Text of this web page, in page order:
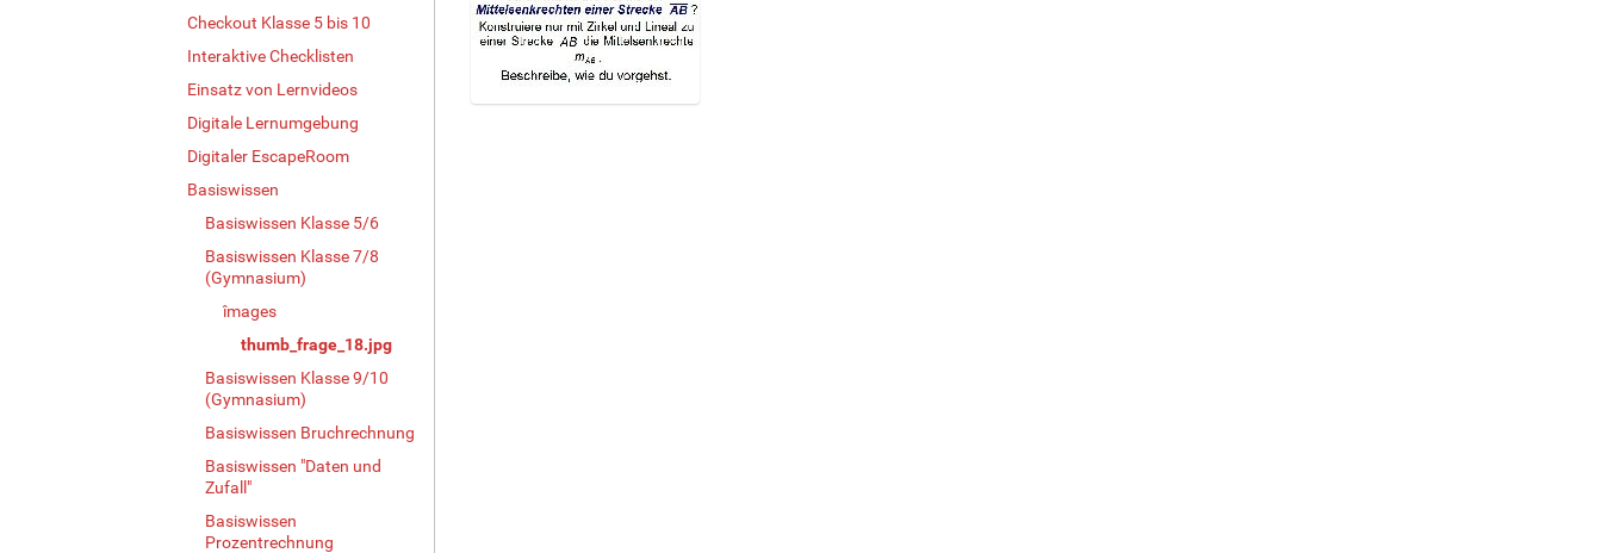
Checkout Klasse 5 bis 10
Interaktive Checklisten
Einsatz von Lernvideos
Digitale Lernumgebung
Digitaler EscapeRoom
Basiswissen
Basiswissen Klasse 5/6
Basiswissen Klasse 7/8
(Gymnasium)
îmages
thumb_frage_18.jpg
Basiswissen Klasse 9/10
(Gymnasium)
Basiswissen Bruchrechnung
Basiswissen "Daten und
Zufall"
Basiswissen
Prozentrechnung